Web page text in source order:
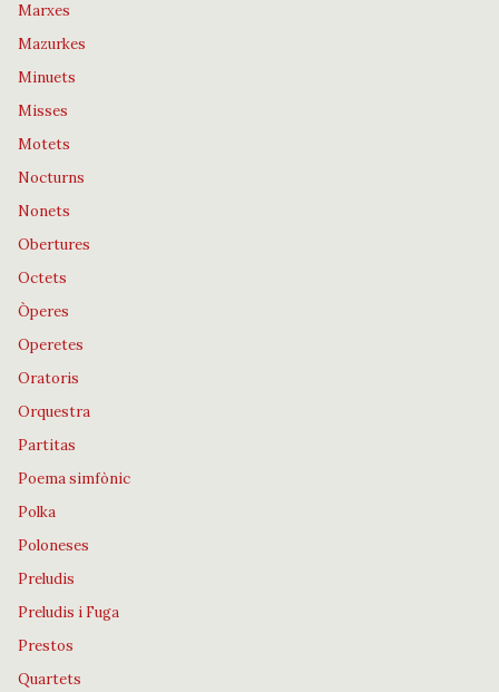
Marxes
Mazurkes
Minuets
Misses
Motets
Nocturns
Nonets
Obertures
Octets
Òperes
Operetes
Oratoris
Orquestra
Partitas
Poema simfònic
Polka
Poloneses
Preludis
Preludis i Fuga
Prestos
Quartets